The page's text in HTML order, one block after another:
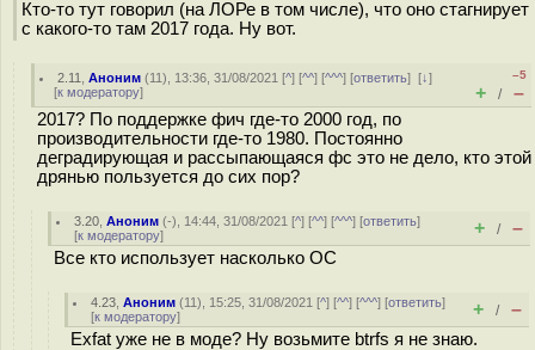
Кто-то тут говорил (на ЛОРе в том числе), что оно стагнирует
с какого-то там 2017 года. Ну вот.
2.11 ,Аноним (11), 13:36, 31/08/2021 [^] [^^] [^^^] [ответить][↓]
[к модератору]
–5
+ / –
2017? По поддержке фич где-то 2000 год, по
производительности где-то 1980. Постоянно
деградирующая и рассыпающаяся фс это не дело, кто этой
дрянью пользуется до сих пор?
3.20 ,Аноним (-), 14:44, 31/08/2021 [^] [^^] [^^^] [ответить]
[к модератору] + / –
Все кто использует насколько ОС
4.23 ,Аноним (11), 15:25, 31/08/2021 [^] [^^] [^^^] [ответить]
[к модератору] + / –
Exfat уже не в моде? Ну возьмите btrfs я не знаю.